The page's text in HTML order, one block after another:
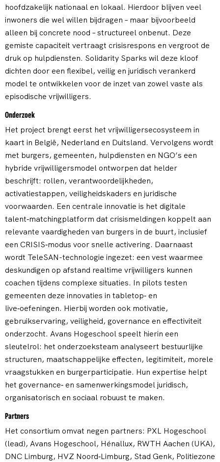
hoofdzakelijk nationaal en lokaal. Hierdoor blijven veel
inwoners die wel willen bijdragen – maar bijvoorbeeld
alleen bij concrete nood – structureel onbenut. Deze
gemiste capaciteit vertraagt crisisrespons en vergroot de
druk op hulpdiensten. Solidarity Sparks wil deze kloof
dichten door een flexibel, veilig en juridisch verankerd
model te ontwikkelen voor de inzet van zowel vaste als
episodische vrijwilligers.
Onderzoek
Het project brengt eerst het vrijwilligersecosysteem in
kaart in België, Nederland en Duitsland. Vervolgens wordt
met burgers, gemeenten, hulpdiensten en NGO’s een
hybride vrijwilligersmodel ontworpen dat helder
beschrijft: rollen, verantwoordelijkheden,
activatiestappen, veiligheidskaders en juridische
voorwaarden. Een centrale innovatie is het digitale
talent‑matchingplatform dat crisismeldingen koppelt aan
relevante vaardigheden van burgers in de buurt, inclusief
een CRISIS‑modus voor snelle activering. Daarnaast
wordt TeleSAN-technologie ingezet: een vest waarmee
deskundigen op afstand realtime vrijwilligers kunnen
coachen tijdens complexe situaties. In pilots testen
gemeenten deze innovaties in tabletop‑ en
live‑oefeningen. Hierbij worden ook motivatie,
gebruikservaring, veiligheid, governance en effectiviteit
onderzocht. Avans Hogeschool speelt hierin een
sleutelrol: het onderzoeksteam analyseert bestuurlijke
structuren, maatschappelijke effecten, legitimiteit, morele
vraagstukken en burgerparticipatie. Hun expertise helpt
het governance‑ en samenwerkingsmodel juridisch,
organisatorisch en sociaal robuust te maken.
Partners
Het consortium omvat negen partners: PXL Hogeschool
(lead), Avans Hogeschool, Hénallux, RWTH Aachen (UKA),
DNC Limburg, HVZ Noord‑Limburg, Stad Genk, Politiezone